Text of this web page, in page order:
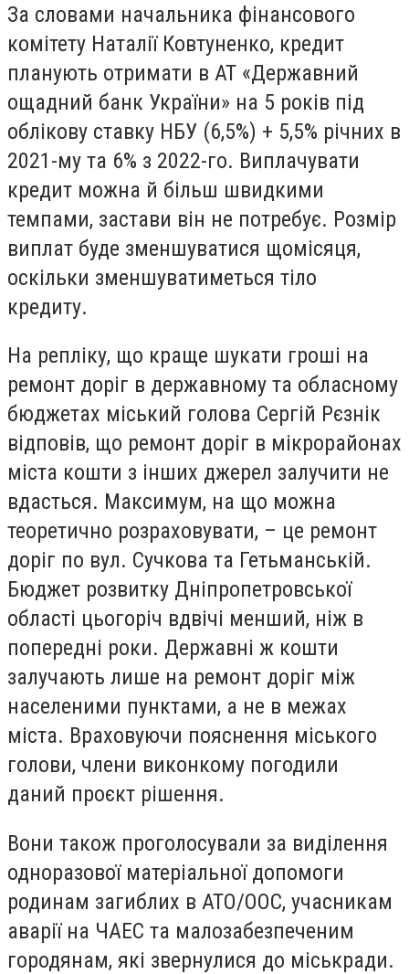
За словами начальника фінансового
комітету Наталії Ковтуненко, кредит
планують отримати в АТ «Державний
ощадний банк України» на 5 років під
облікову ставку НБУ (6,5%) + 5,5% річних в
2021-му та 6% з 2022-го. Виплачувати
кредит можна й більш швидкими
темпами, застави він не потребує. Розмір
виплат буде зменшуватися щомісяця,
оскільки зменшуватиметься тіло
кредиту.
На репліку, що краще шукати гроші на
ремонт доріг в державному та обласному
бюджетах міський голова Сергій Рєзнік
відповів, що ремонт доріг в мікрорайонах
міста кошти з інших джерел залучити не
вдасться. Максимум, на що можна
теоретично розраховувати, – це ремонт
доріг по вул. Сучкова та Гетьманській.
Бюджет розвитку Дніпропетровської
області цьогоріч вдвічі менший, ніж в
попередні роки. Державні ж кошти
залучають лише на ремонт доріг між
населеними пунктами, а не в межах
міста. Враховуючи пояснення міського
голови, члени виконкому погодили
даний проєкт рішення.
Вони також проголосували за виділення
одноразової матеріальної допомоги
родинам загиблих в АТО/ООС, учасникам
аварії на ЧАЕС та малозабезпеченим
городянам, які звернулися до міськради.